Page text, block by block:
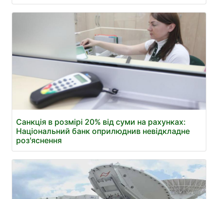
Санкція в розмірі 20% від суми на рахунках:
Національний банк оприлюднив невідкладне
роз'яснення